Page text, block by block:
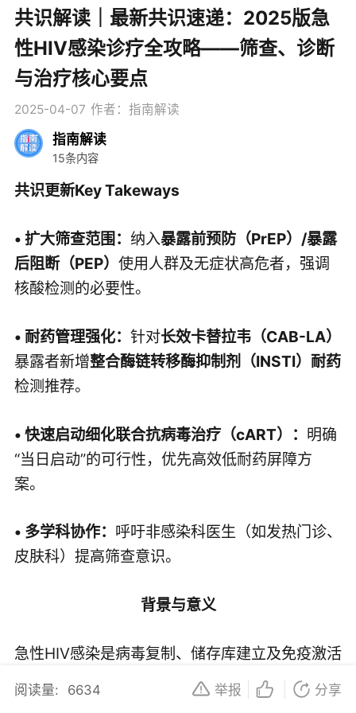
共识解读｜最新共识速递：2025版急
性HIV感染诊疗全攻略——筛查、诊断
与治疗核心要点
2025-04-07 作者：指南解读
指南解读
15条内容
共识更新Key Takeways
• 扩大筛查范围： 纳入暴露前预防（PrEP）/暴露
后阻断（PEP） 使用人群及无症状高危者，强调
核酸检测的必要性。
• 耐药管理强化： 针对长效卡替拉韦（CAB-LA）
暴露者新增整合酶链转移酶抑制剂（INSTI）耐药
检测推荐。
• 快速启动细化联合抗病毒治疗（cART）： 明确
“当日启动”的可行性，优先高效低耐药屏障方
案。
• 多学科协作： 呼吁非感染科医生（如发热门诊、
皮肤科）提高筛查意识。
背景与意义
急性HIV感染是病毒复制、储存库建立及免疫激活
的关键阶段，约50%的性传播感染源自急性期或
早期感染者。早期识别与干预可控制病毒复制、
阅读量: 6634 举报 分享